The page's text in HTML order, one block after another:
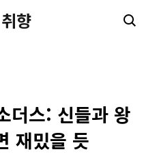
향
더스: 신들과 왕
재밌을 듯